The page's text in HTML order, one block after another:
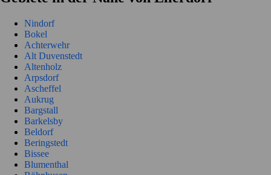
Nindorf
Bokel
Achterwehr
Alt Duvenstedt
Altenholz
Arpsdorf
Ascheffel
Aukrug
Bargstall
Barkelsby
Beldorf
Beringstedt
Bissee
Blumenthal